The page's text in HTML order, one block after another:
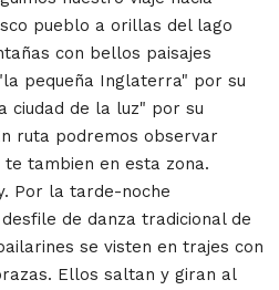
pueblo a orillas del lago
con bellos paisajes
pequeña Inglaterra" por su
ciudad de la luz" por su
ruta podremos observar
tambien en esta zona.
Por la tarde-noche
de danza tradicional de
se visten en trajes con
Ellos saltan y giran al